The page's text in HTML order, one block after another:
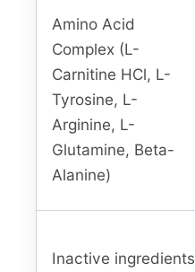
Amino Acid
Complex (L-
Carnitine HCl, L-
Tyrosine, L-
Arginine, L-
Glutamine, Beta-
Alanine)
Inactive ingredients